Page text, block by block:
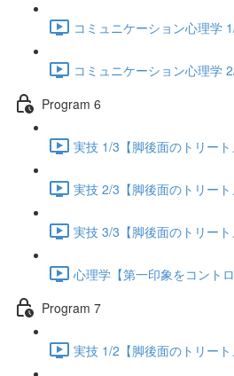
コミュニケーション心理学
コミュニケーション心理学
Program 6
実技 1/3【脚後面のトリー
実技 2/3【脚後面のトリー
実技 3/3【脚後面のトリー
心理学【第一印象をコント
Program 7
実技 1/2【脚後面のトリー